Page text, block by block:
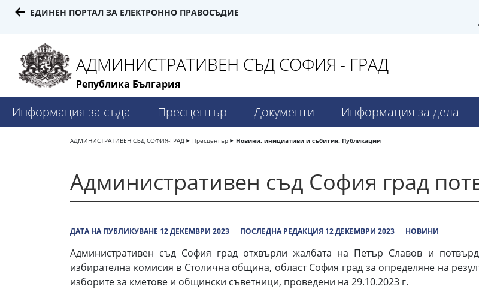
ЕДИНЕН ПОРТАЛ ЗА ЕЛЕКТРОННО ПРАВОСЪДИЕ
АДМИНИСТРАТИВЕН СЪД СОФИЯ - ГРАД
Република България
Информация за съда Пресцентър Документи Информация за дела
АДМИНИСТРАТИВЕН СЪД СОФИЯ-ГРАД Пресцентър Новини, инициативи и събития. Публикации
Административен съд София град
ДАТА НА ПУБЛИКУВАНЕ 12 ДЕКЕМВРИ 2023 ПОСЛЕДНА РЕДАКЦИЯ 12 ДЕКЕМВРИ 2023 НОВИНИ
Административен съд София град отхвърли жалбата на Петър Славов и
избирателна комисия в Столична община, област София град за определяне на
изборите за кметове и общински съветници, проведени на 29.10.2023 г.